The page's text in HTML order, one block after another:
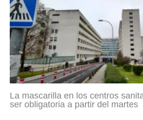
La mascarilla en los centros
ser obligatoria a partir del martes